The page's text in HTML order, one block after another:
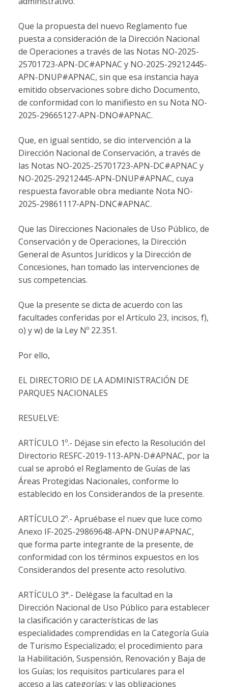
Que la propuesta del nuevo Reglamento fue
puesta a consideración de la Dirección Nacional
de Operaciones a través de las Notas NO-2025-
25701723-APN-DC#APNAC y NO-2025-29212445-
APN-DNUP#APNAC, sin que esa instancia haya
emitido observaciones sobre dicho Documento,
de conformidad con lo manifiesto en su Nota NO-
2025-29665127-APN-DNO#APNAC.
Que, en igual sentido, se dio intervención a la
Dirección Nacional de Conservación, a través de
las Notas NO-2025-25701723-APN-DC#APNAC y
NO-2025-29212445-APN-DNUP#APNAC, cuya
respuesta favorable obra mediante Nota NO-
2025-29861117-APN-DNC#APNAC.
Que las Direcciones Nacionales de Uso Público, de
Conservación y de Operaciones, la Dirección
General de Asuntos Jurídicos y la Dirección de
Concesiones, han tomado las intervenciones de
sus competencias.
Que la presente se dicta de acuerdo con las
facultades conferidas por el Artículo 23, incisos, f),
o) y w) de la Ley Nº 22.351.
Por ello,
EL DIRECTORIO DE LA ADMINISTRACIÓN DE
PARQUES NACIONALES
RESUELVE:
ARTÍCULO 1º.- Déjase sin efecto la Resolución del
Directorio RESFC-2019-113-APN-D#APNAC, por la
cual se aprobó el Reglamento de Guías de las
Áreas Protegidas Nacionales, conforme lo
establecido en los Considerandos de la presente.
ARTÍCULO 2º.- Apruébase el nuev que luce como
Anexo IF-2025-29869648-APN-DNUP#APNAC,
que forma parte integrante de la presente, de
conformidad con los términos expuestos en los
Considerandos del presente acto resolutivo.
ARTÍCULO 3°.- Delégase la facultad en la
Dirección Nacional de Uso Público para establecer
la clasificación y características de las
especialidades comprendidas en la Categoría Guía
de Turismo Especializado; el procedimiento para
la Habilitación, Suspensión, Renovación y Baja de
los Guías; los requisitos particulares para el
acceso a las categorías; y las obligaciones